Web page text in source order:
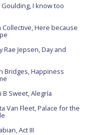
Goulding, I know too
Collective, Here because
Rae Jepsen, Day and
Bridges, Happiness
B Sweet, Alegría
Van Fleet, Palace for the
Act III